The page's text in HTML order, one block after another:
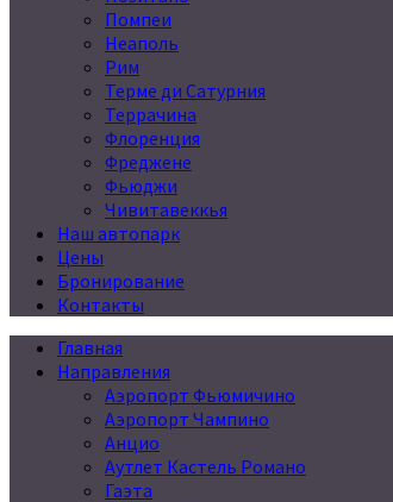
Помпеи
Неаполь
Рим
Терме ди Сатурния
Террачина
Флоренция
Фреджене
Фьюджи
Чивитавеккья
Наш автопарк
Цены
Бронирование
Контакты
Главная
Направления
Аэропорт Фьюмичино
Аэропорт Чампино
Анцио
Аутлет Кастель Романо
Гаэта